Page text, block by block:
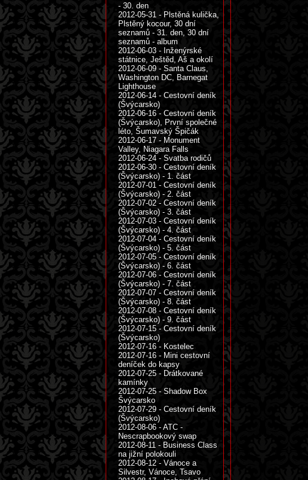
- 30. den
2012-05-31 - Plstěná kulička,
Plstěný kocour, 30 dní
seznamů - 31. den, 30 dní
seznamů - album
2012-06-03 - Inženýrské
státnice, Ještěd, Aš a okolí
2012-06-09 - Santa Claus,
Washington DC, Barnegat
Lighthouse
2012-06-14 - Cestovní deník
(Švýcarsko)
2012-06-16 - Cestovní deník
(Švýcarsko), První společné
léto, Šumavský Špičák
2012-06-17 - Monument
Valley, Niagara Falls
2012-06-24 - Svatba rodičů
2012-06-30 - Cestovní deník
(Švýcarsko) - 1. část
2012-07-01 - Cestovní deník
(Švýcarsko) - 2. část
2012-07-02 - Cestovní deník
(Švýcarsko) - 3. část
2012-07-03 - Cestovní deník
(Švýcarsko) - 4. část
2012-07-04 - Cestovní deník
(Švýcarsko) - 5. část
2012-07-05 - Cestovní deník
(Švýcarsko) - 6. část
2012-07-06 - Cestovní deník
(Švýcarsko) - 7. část
2012-07-07 - Cestovní deník
(Švýcarsko) - 8. část
2012-07-08 - Cestovní deník
(Švýcarsko) - 9. část
2012-07-15 - Cestovní deník
(Švýcarsko)
2012-07-16 - Kostelec
2012-07-16 - Mini cestovní
deníček do kapsy
2012-07-25 - Drátkované
kamínky
2012-07-25 - Shadow Box
Švýcarsko
2012-07-29 - Cestovní deník
(Švýcarsko)
2012-08-06 - ATC -
Nescrapbookový swap
2012-08-11 - Business Class
na jižní polokouli
2012-08-12 - Vánoce a
Silvestr, Vánoce, Tsavo